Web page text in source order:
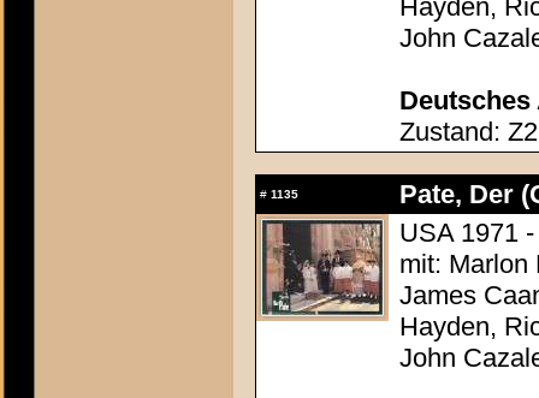
Hayden,
John
Deutsches
Zustand: Z2
# 1135
Pate, Der
USA 1971
mit: Marlon
James
Hayden,
John